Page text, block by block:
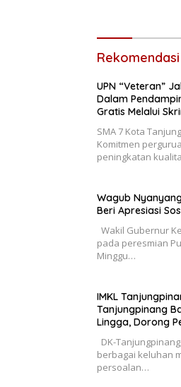
UPN “Veteran”
Dalam
Gratis Melalui
SMA 7 Kota
Komitmen
peningkatan
Wagub
Beri Apresiasi
Wakil Gubernur
pada peresmian
Minggu…
IMKL
Tanjungpinang
Lingga, Dorong
DK-
berbagai keluhan
persoalan…